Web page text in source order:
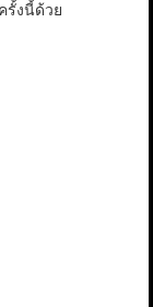
รั้งนี้ด้วย